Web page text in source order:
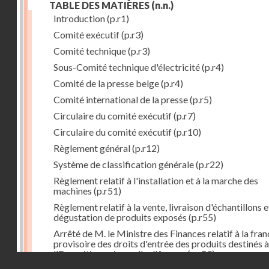
TABLE DES MATIÈRES (n.n.)
Introduction(p.r1)
Comité exécutif(p.r3)
Comité technique(p.r3)
Sous-Comité technique d'électricité(p.r4)
Comité de la presse belge(p.r4)
Comité international de la presse(p.r5)
Circulaire du comité exécutif(p.r7)
Circulaire du comité exécutif(p.r10)
Règlement général(p.r12)
Système de classification générale(p.r22)
Règlement relatif à l'installation et à la marche des
machines (p.r51)
Règlement relatif à la vente, livraison d'échantillons
dégustation de produits exposés (p.r55)
Arrêté de M. le Ministre des Finances relatif à la
provisoire des droits d'entrée des produits destinés à
l'Exposition universelle d'Anvers(p.r59)